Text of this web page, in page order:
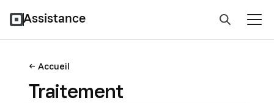
Assistance
Accueil
Traitement